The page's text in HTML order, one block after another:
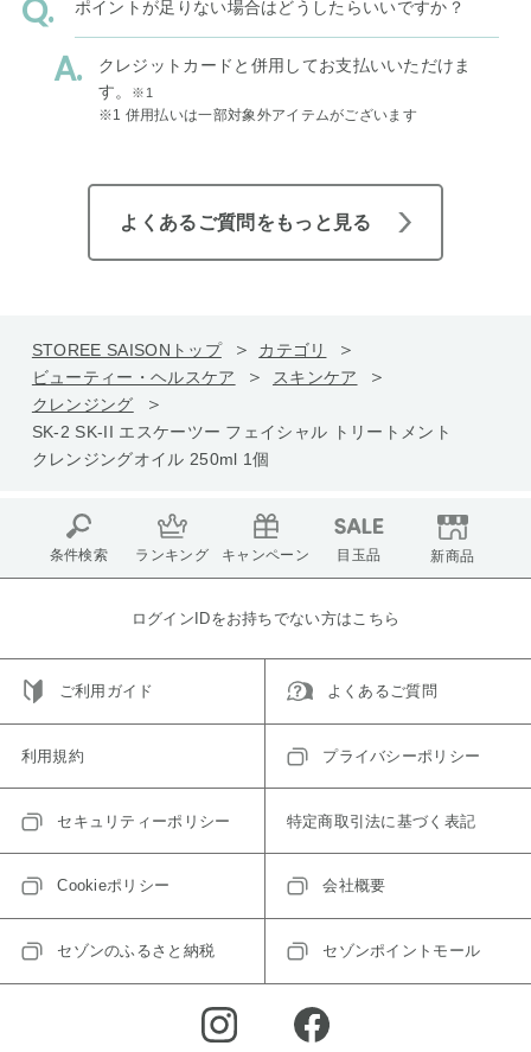
ポイントが足りない場合はどうしたらいいですか？
クレジットカードと併用してお支払いいただけま
す。
※1
※1 併用払いは一部対象外アイテムがございます
よくあるご質問をもっと見る
STOREE SAISONトップ
カテゴリ
ビューティー・ヘルスケア
スキンケア
クレンジング
SK-2 SK-II エスケーツー フェイシャル トリートメント
クレンジングオイル 250ml 1個
条件検索 ランキング キャンペーン 目玉品 新商品
ログインIDをお持ちでない方はこちら
ご利用ガイド よくあるご質問
利用規約 プライバシーポリシー
セキュリティーポリシー 特定商取引法に基づく表記
Cookieポリシー 会社概要
セゾンのふるさと納税 セゾンポイントモール